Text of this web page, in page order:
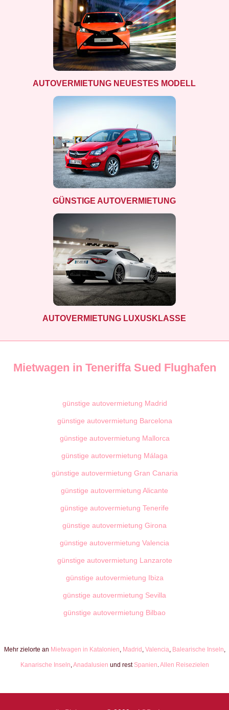
AUTOVERMIETUNG NEUESTES MODELL
GÜNSTIGE AUTOVERMIETUNG
AUTOVERMIETUNG LUXUSKLASSE
Mietwagen in Teneriffa Sued Flughafen
günstige autovermietung Madrid
günstige autovermietung Barcelona
günstige autovermietung Mallorca
günstige autovermietung Málaga
günstige autovermietung Gran Canaria
günstige autovermietung Alicante
günstige autovermietung Tenerife
günstige autovermietung Girona
günstige autovermietung Valencia
günstige autovermietung Lanzarote
günstige autovermietung Ibiza
günstige autovermietung Sevilla
günstige autovermietung Bilbao
Mehr zielorte an Mietwagen in Katalonien, Madrid , Valencia, Balearische Inseln,
Kanarische Inseln,Anadalusien und rest Spanien.Allen Reisezielen